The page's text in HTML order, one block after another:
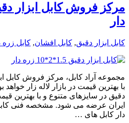
دار
کابل ابزار دقیق, کابل افشان, کابل زره
با بهترین قیمت در بازار لاله زار خواهد
دقیق در سایزهای متنوع و با بهترین
دار کابل های …